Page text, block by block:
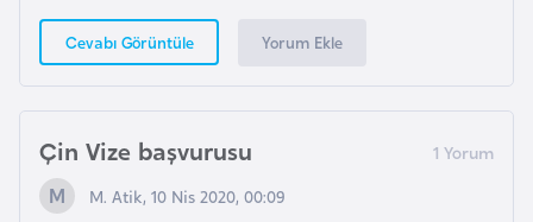
Cevabı Görüntüle Yorum Ekle
Çin Vize başvurusu
M. Atik, 10 Nis 2020, 00:09
L
o
t
h
o